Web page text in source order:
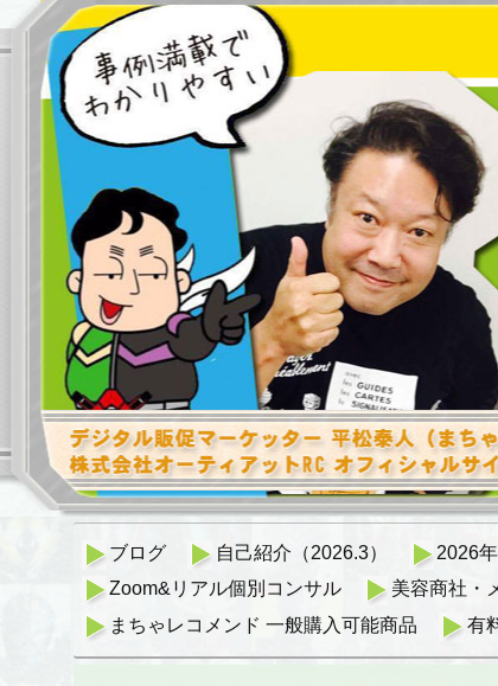
ブログ 自己紹介（2026.3） 2026
Zoom&リアル個別コンサル
美容商社・
まちゃレコメンド 一般購入可能商品
有